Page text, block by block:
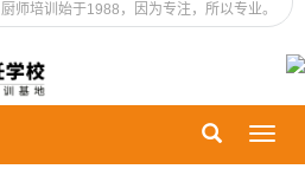
厨师培训始于1988，因为专注，所以专业。